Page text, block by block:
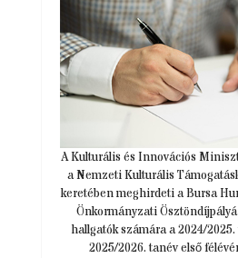
A Kulturális és Innovációs
a Nemzeti Kulturális
keretében meghirdeti a Bursa
Önkormányzati
hallgatók számára a 2024/
2025/2026. tanév első